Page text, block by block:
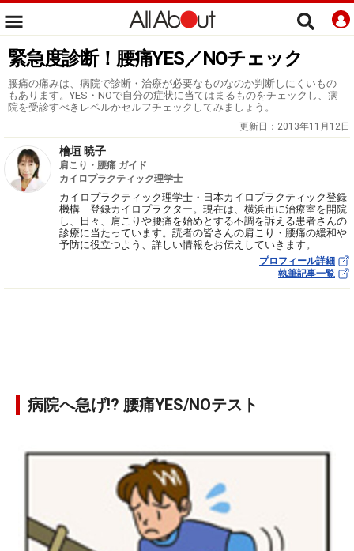
緊急度診断！腰痛YES／NOチェック
腰痛の痛みは、病院で診断・治療が必要なものなのか判断しにくいもの
もあります。YES・NOで自分の症状に当てはまるものをチェックし、病
院を受診すべきレベルかセルフチェックしてみましょう。
更新日： 2013年11月12日
檜垣 暁子
肩こり・腰痛 ガイド
カイロプラクティック理学士
カイロプラクティック理学士・日本カイロプラクティック登録
機構 登録カイロプラクター。現在は、横浜市に治療室を開院
し、日々、肩こりや腰痛を始めとする不調を訴える患者さんの
診療に当たっています。読者の皆さんの肩こり・腰痛の緩和や
予防に役立つよう、詳しい情報をお伝えしていきます。
プロフィール詳細
執筆記事一覧
病院へ急げ!? 腰痛YES/NOテスト